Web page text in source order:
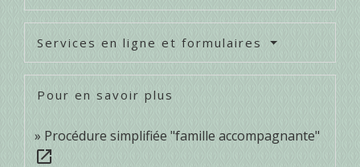
Services en ligne et formulaires
Pour en savoir plus
Procédure simplifiée "famille accompagnante"
open_in_new